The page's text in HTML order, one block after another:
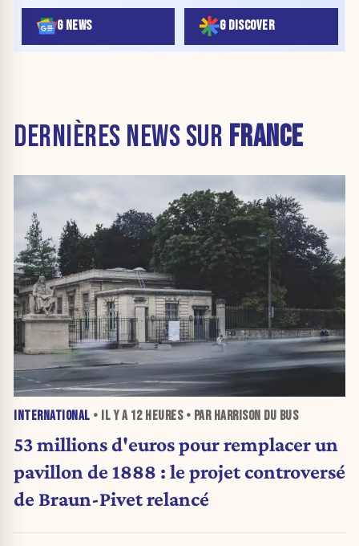
G NEWS G DISCOVER
DERNIÈRES NEWS SUR FRANCE
INTERNATIONAL • IL Y A 12 HEURES• PAR HARRISON DU BUS
53 millions d'euros pour remplacer un
pavillon de 1888 : le projet controversé
de Braun-Pivet relancé